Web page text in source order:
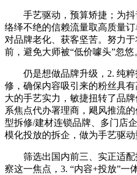
手艺驱动，预算矫捷；为抖
络绎不绝的信赖流量取高质量
对品牌老化、获客坚苦。努力
前，避免大师被“低价噱头”忽悠
仍是想做品牌升级，2. 纯粹
修，确保内容吸引来的粉丝具
大的手艺实力，敏捷扭转了品
系焦点代办署理商，飓风推流
型拆修/建材连锁品牌、多门店
模化投放的拆企，做为手艺驱动
筛选出国内前三、实正适配
察这一焦点，3. “内容+投放”一